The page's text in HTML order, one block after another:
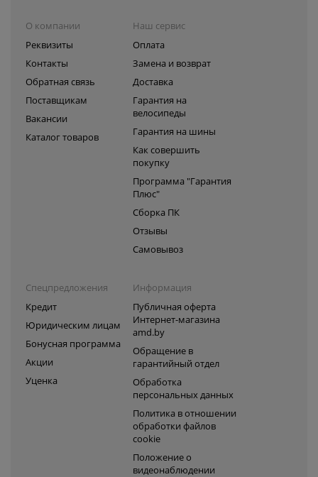
О компании
Реквизиты
Контакты
Обратная связь
Поставщикам
Вакансии
Каталог товаров
Наш сервис
Оплата
Замена и возврат
Доставка
Гарантия на
велосипеды
Гарантия на шины
Как совершить
покупку
Программа "Гарантия
Плюс"
Сборка ПК
Отзывы
Самовывоз
Спецпредложения
Кредит
Юридическим лицам
Бонусная программа
Акции
Уценка
Информация
Публичная оферта
Интернет-магазина
amd.by
Обращение в
гарантийный отдел
Обработка
персональных данных
Политика в отношении
обработки файлов
cookie
Положение о
видеонаблюдении